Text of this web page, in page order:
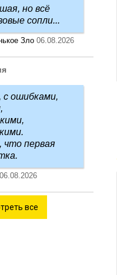
но всё
сопли...
Зло 06.08.2026
ошибками,
что первая
06.08.2026
все